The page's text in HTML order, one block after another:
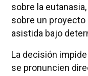
sobre la
sobre un proyecto
asistida bajo
La decisión
se pronuncien